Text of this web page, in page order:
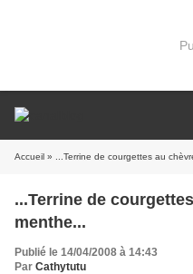
Accueil » ...Terrine de courgettes au
...Terrine de
menthe...
Publié le 14/04/2008 à 14:43
Par Cathytutu